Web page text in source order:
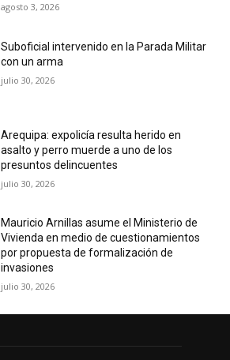
agosto 3, 2026
Suboficial intervenido en la Parada Militar
con un arma
julio 30, 2026
Arequipa: expolicía resulta herido en
asalto y perro muerde a uno de los
presuntos delincuentes
julio 30, 2026
Mauricio Arnillas asume el Ministerio de
Vivienda en medio de cuestionamientos
por propuesta de formalización de
invasiones
julio 30, 2026